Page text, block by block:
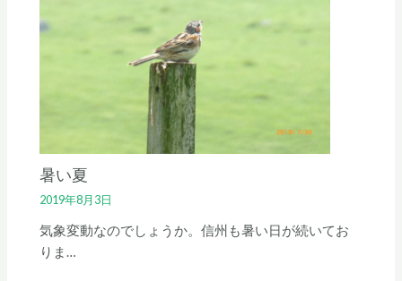
暑い夏
2019年8月3日
気象変動なのでしょうか。信州も暑い日が続いてお
りま…